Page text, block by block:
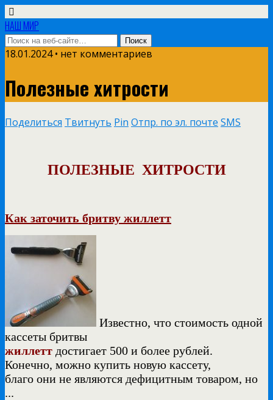
НАШ МИР
18.01.2024 • нет комментариев
Полезные хитрости
Поделиться Твитнуть Pin Отпр. по эл. почте SMS
ПОЛЕЗНЫЕ ХИТРОСТИ
Как заточить бритву жиллетт
Известно, что стоимость одной
кассеты бритвы
жиллетт достигает 500 и более рублей.
Конечно, можно купить новую кассету,
благо они не являются дефицитным товаром, но
...